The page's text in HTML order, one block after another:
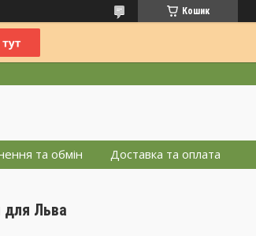
Кошик
та обмін Доставка та оплата
для Льва